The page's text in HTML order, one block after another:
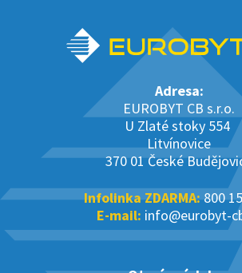
Adresa:
EUROBYT CB s.r.o.
U Zlaté stoky 554
Litvínovice
370 01 České
Infolinka ZDARMA:800
E-mail: info@eurobyt-